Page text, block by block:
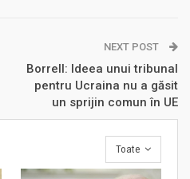
NEXT POST
Borrell: Ideea unui tribunal
pentru Ucraina nu a găsit
un sprijin comun în UE
Toate